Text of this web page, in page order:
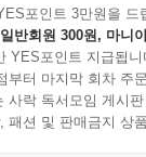
때마다 도움을 받
죄와 벌』, 지하
서부터 마음을
포인트 3만원을 드
일반회원 300원, 마니
YES포인트 지급됩니
부터 마지막 회차 주
사락 독서모임 게시
패션 및 판매금지 상